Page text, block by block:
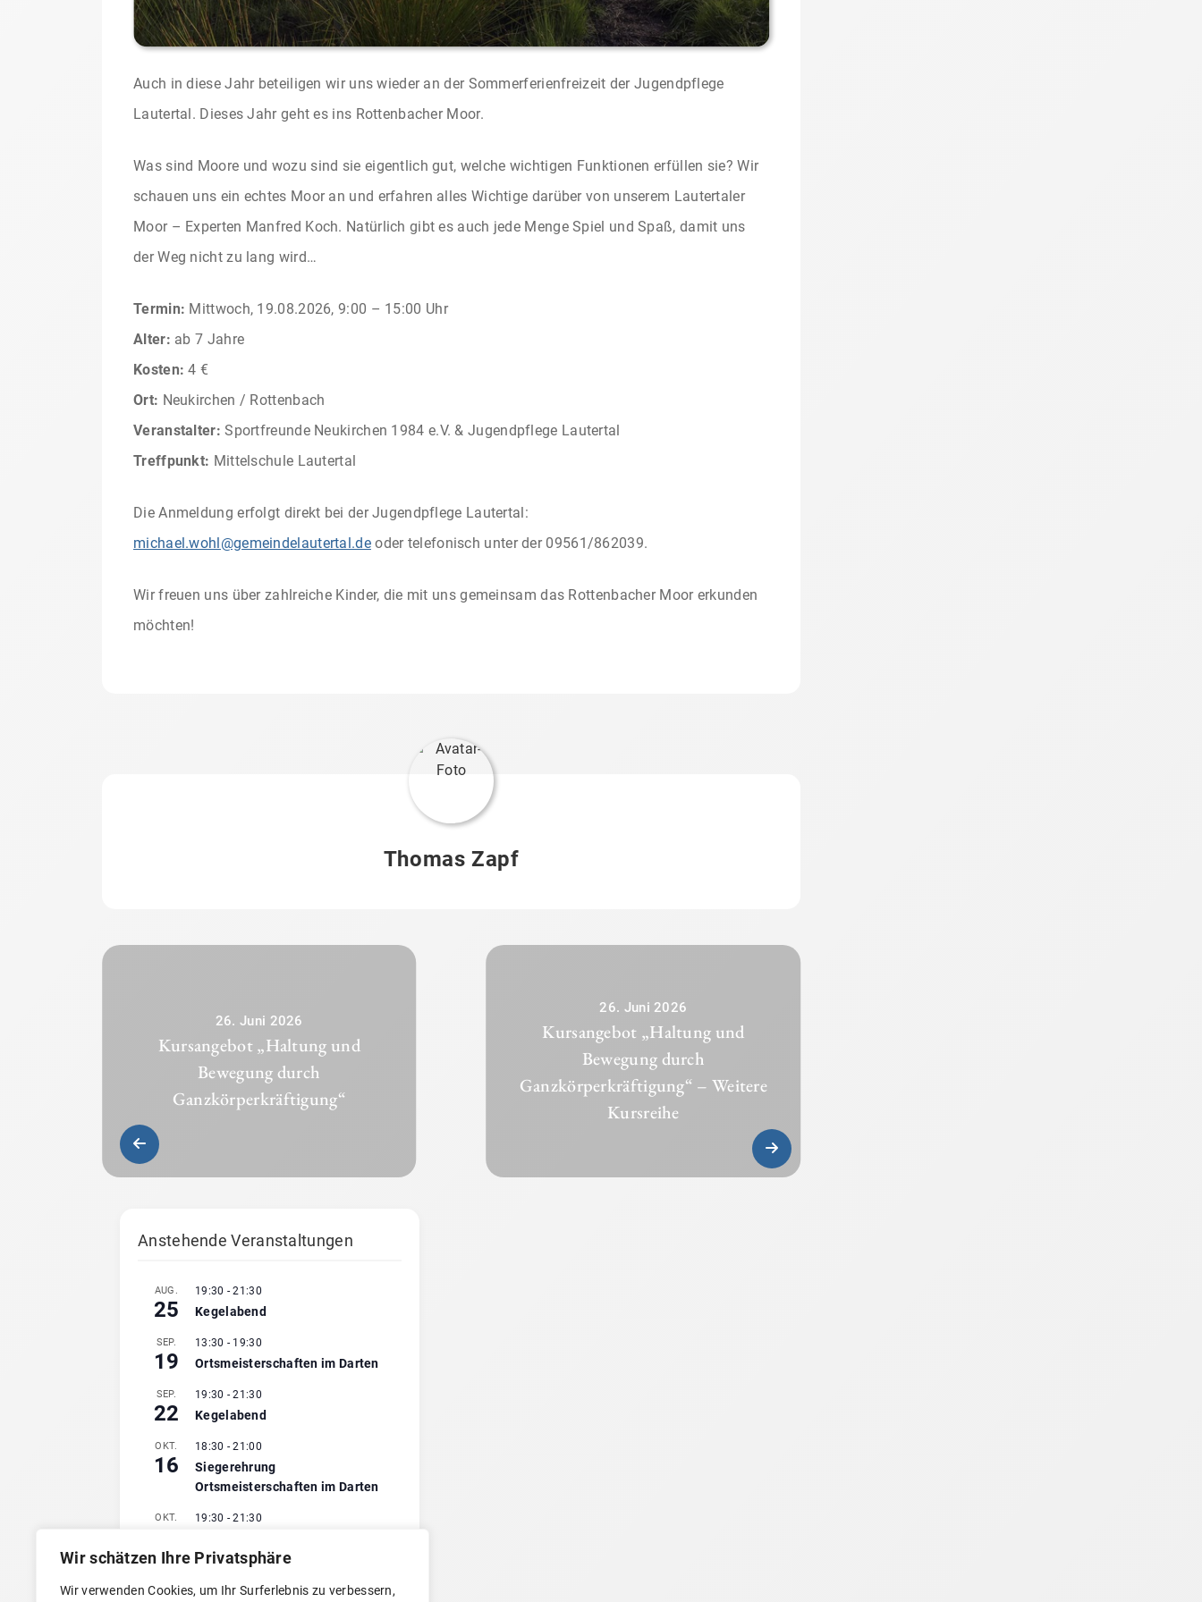
Wir schätzen Ihre Privatsphäre
Wir verwenden Cookies, um Ihr Surferlebnis zu verbessern,
Auch in diese Jahr beteiligen wir uns wieder an der Sommerferienfreizeit der Jugendpflege
Lautertal. Dieses Jahr geht es ins Rottenbacher Moor.
Was sind Moore und wozu sind sie eigentlich gut, welche wichtigen Funktionen erfüllen sie? Wir
schauen uns ein echtes Moor an und erfahren alles Wichtige darüber von unserem Lautertaler
Moor – Experten Manfred Koch. Natürlich gibt es auch jede Menge Spiel und Spaß, damit uns
der Weg nicht zu lang wird…
Termin: Mittwoch, 19.08.2026, 9:00 – 15:00 Uhr
Alter: ab 7 Jahre
Kosten: 4 €
Ort: Neukirchen / Rottenbach
Veranstalter: Sportfreunde Neukirchen 1984 e.V. & Jugendpflege Lautertal
Treffpunkt: Mittelschule Lautertal
Die Anmeldung erfolgt direkt bei der Jugendpflege Lautertal:
michael.wohl@gemeindelautertal.deoder telefonisch unter der 09561/862039.
Wir freuen uns über zahlreiche Kinder, die mit uns gemeinsam das Rottenbacher Moor erkunden
möchten!
Thomas Zapf
26. Juni 2026
Kursangebot „Haltung und
Bewegung durch
Ganzkörperkräftigung“
26. Juni 2026
Kursangebot „Haltung und
Bewegung durch
Ganzkörperkräftigung“ – Weitere
Kursreihe
Anstehende Veranstaltungen
AUG.
25
19:30 -21:30
Kegelabend
SEP.
19
13:30 - 19:30
Ortsmeisterschaften im Darten
SEP.
22
19:30 -21:30
Kegelabend
OKT.
16
18:30 -21:00
Siegerehrung
Ortsmeisterschaften im Darten
OKT. 19:30 -21:30